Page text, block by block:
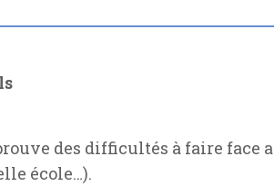
des difficultés à faire face a
école…).